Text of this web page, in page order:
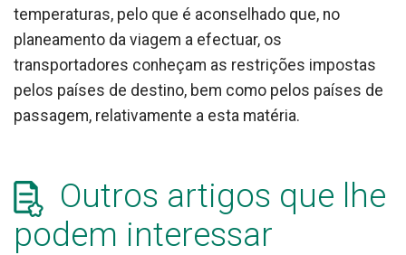
temperaturas, pelo que é aconselhado que, no
planeamento da viagem a efectuar, os
transportadores conheçam as restrições impostas
pelos países de destino, bem como pelos países de
passagem, relativamente a esta matéria.
Outros artigos que lhe
podem interessar